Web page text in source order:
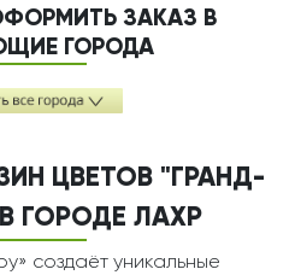
ЗАКАЗ В
ГОРОДА
ЦВЕТОВ "ГРАНД-
ГОРОДЕ ЛАХР
создаёт уникальные